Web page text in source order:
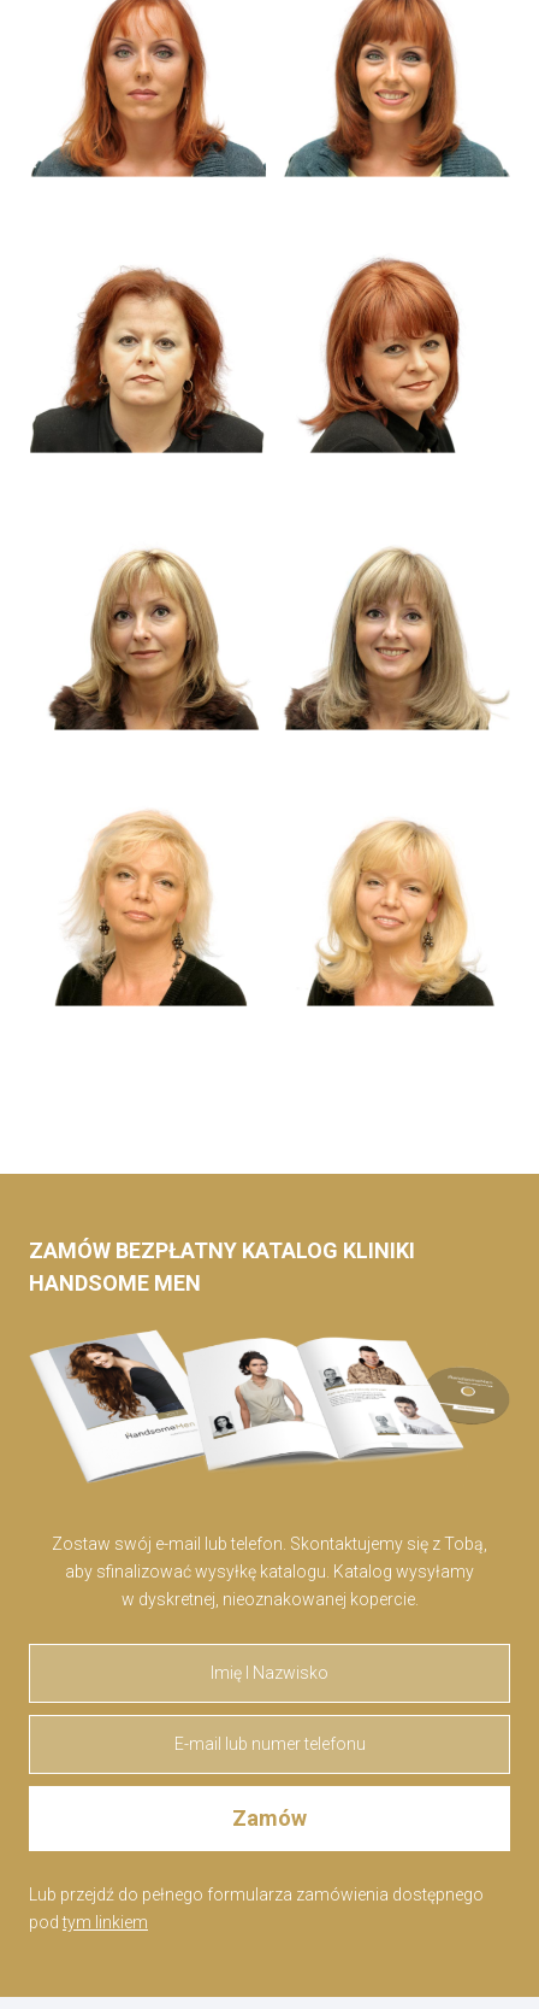
ZAMÓW BEZPŁATNY KATALOG KLINIKI
HANDSOME MEN
Zostaw swój e-mail lub telefon. Skontaktujemy się z Tobą,
aby sfinalizować wysyłkę katalogu. Katalog wysyłamy
w dyskretnej, nieoznakowanej kopercie.
Lub przejdź do pełnego formularza zamówienia dostępnego
podtym linkiem